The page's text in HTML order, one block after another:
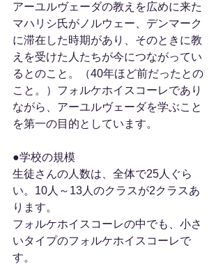
アーユルヴェーダの教えを広めに来た
マハリシ氏がノルウェー、デンマーク
に滞在した時期があり、そのときに教
えを受けた人たちが今につながってい
るとのこと。（40年ほど前だったとの
こと。）フォルケホイスコーレであり
ながら、アーユルヴェーダを学ぶこと
を第一の目的としています。
●学校の規模
生徒さんの人数は、全体で25人ぐら
い。10人～13人のクラスが2クラスあ
ります。
フォルケホイスコーレの中でも、小さ
いタイプのフォルケホイスコーレで
す。